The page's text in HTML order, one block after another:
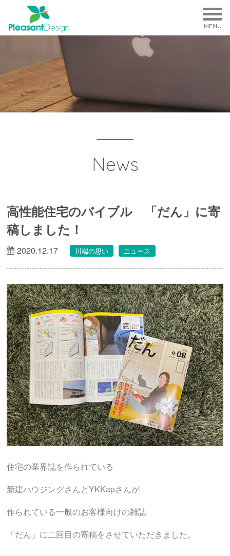
MENU
News
高性能住宅のバイブル 「だん」に寄
稿しました！
2020.12.17 川端の思い ニュース
住宅の業界誌を作られている
新建ハウジングさんとYKKapさんが
作られている一般のお客様向けの雑誌
「だん」に二回目の寄稿をさせていただきました。